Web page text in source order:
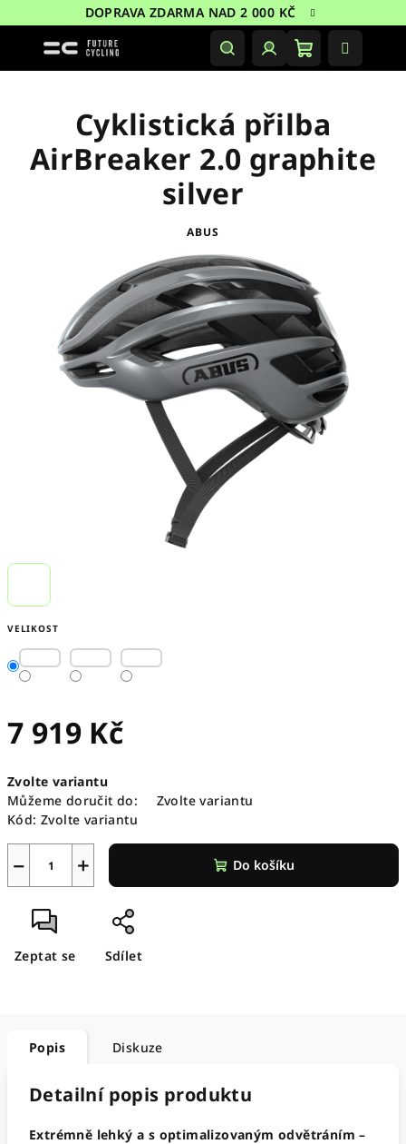
na
DOPRAVA ZDARMA NAD 2 000 KČ
HledatPřihlášeníNákupní
VELIKOST
7 919 Kč
cena:
Zvolte variantu
Můžeme doručit do:
Zvolte variantu
Kód: Zvolte variantu
+
− Do košíku
Zeptat se Sdílet
Cyklistická přilba
AirBreaker 2.0 graphite
silver
ABUS
Popis Diskuze
Detailní popis produktu
Extrémně lehký a s optimalizovaným odvětráním –